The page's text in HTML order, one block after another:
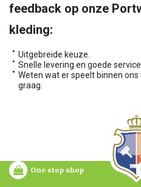
feedback op onze
kleding:
Uitgebreide keuze.
Snelle levering en goede service.
Weten wat er speelt binnen
graag.
One stop shop